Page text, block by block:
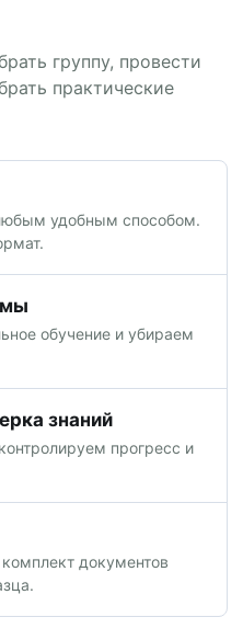
группу, провести
практические
удобным способом.
обучение и убираем
знаний
прогресс и
документов